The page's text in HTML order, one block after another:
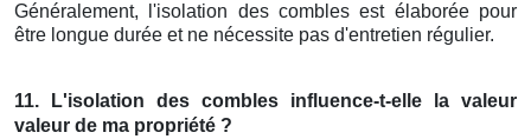
Généralement, l'isolation des combles est élaborée pour
être longue durée et ne nécessite pas d'entretien régulier.
11. L'isolation des combles influence-t-elle la valeur
valeur de ma propriété ?